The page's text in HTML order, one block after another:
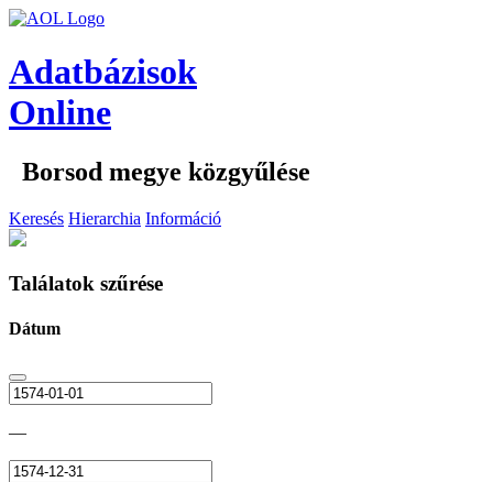
Adatbázisok
Online
Borsod megye közgyűlése
Keresés Hierarchia Információ
Találatok szűrése
Dátum
—